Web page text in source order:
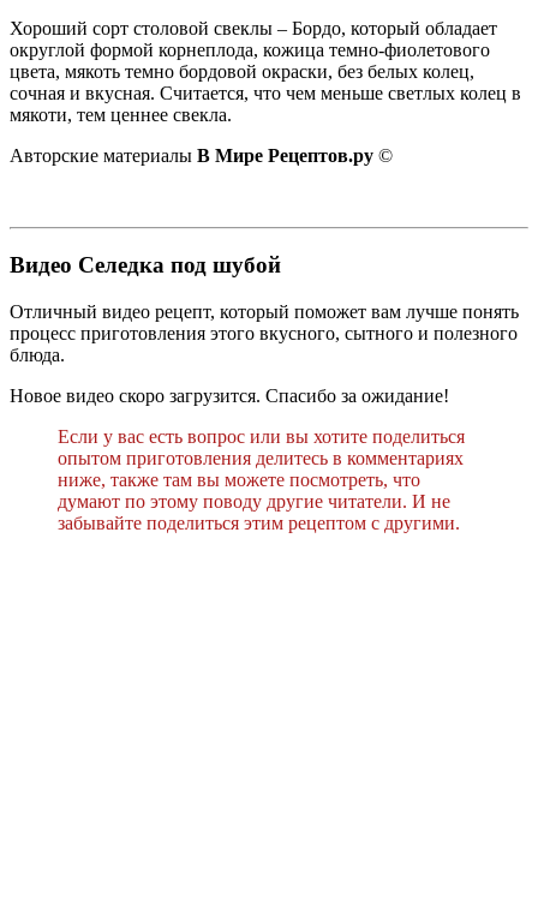
Хороший сорт столовой свеклы – Бордо, который обладает
округлой формой корнеплода, кожица темно-фиолетового
цвета, мякоть темно бордовой окраски, без белых колец,
сочная и вкусная. Считается, что чем меньше светлых колец в
мякоти, тем ценнее свекла.
Авторские материалы В Мире Рецептов.ру ©
Видео Селедка под шубой
Отличный видео рецепт, который поможет вам лучше понять
процесс приготовления этого вкусного, сытного и полезного
блюда.
Новое видео скоро загрузится. Спасибо за ожидание!
Если у вас есть вопрос или вы хотите поделиться
опытом приготовления делитесь в комментариях
ниже, также там вы можете посмотреть, что
думают по этому поводу другие читатели. И не
забывайте поделиться этим рецептом с другими.